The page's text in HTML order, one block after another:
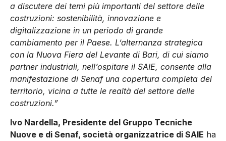
a discutere dei temi più importanti del settore delle
costruzioni: sostenibilità, innovazione e
digitalizzazione in un periodo di grande
cambiamento per il Paese. L’alternanza strategica
con la Nuova Fiera del Levante di Bari, di cui siamo
partner industriali, nell’ospitare il SAIE, consente alla
manifestazione di Senaf una copertura completa del
territorio, vicina a tutte le realtà del settore delle
costruzioni.”
Ivo Nardella, Presidente del Gruppo Tecniche
Nuove e di Senaf, società organizzatrice di SAIE ha